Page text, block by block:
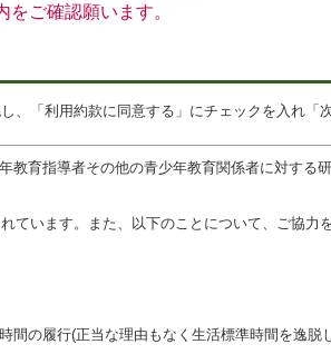
ご確認願います。
、「利用約款に同意する」にチェックを入れ「
教育指導者その他の青少年教育関係者に対する
ています。また、以下のことについて、ご協
間の履行(正当な理由もなく生活標準時間を逸